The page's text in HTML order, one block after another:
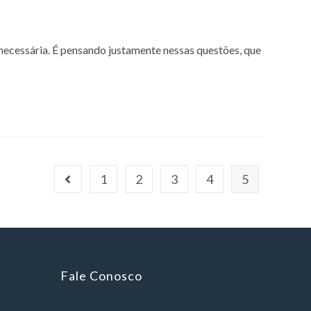
É pensando justamente nessas questões, que
1 2 3 4 5
Fale Conosco